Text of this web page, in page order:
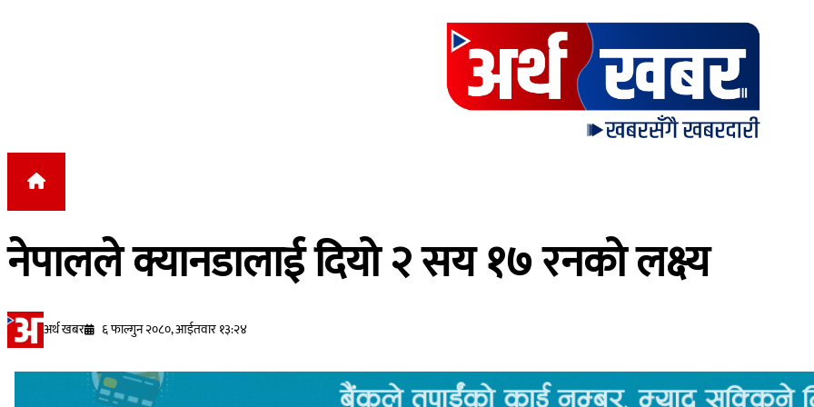
नेपालले क्यानडालाई दियो २ सय १७ रनको लक्ष्य
अर्थ खबर ६ फाल्गुन २०८०, आईतवार १३:२४